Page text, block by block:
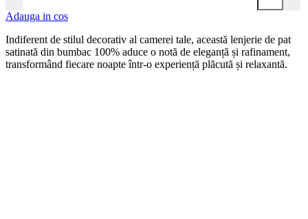
Adauga in cos
Indiferent de stilul decorativ al camerei tale, această lenjerie de pat
satinată din bumbac 100% aduce o notă de eleganță și rafinament,
transformând fiecare noapte într-o experiență plăcută și relaxantă.